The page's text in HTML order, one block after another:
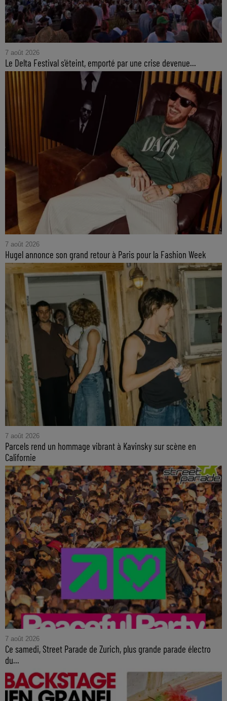
7 août 2026
Le Delta Festival s'éteint, emporté par une crise devenue...
7 août 2026
Hugel annonce son grand retour à Paris pour la Fashion Week
7 août 2026
Parcels rend un hommage vibrant à Kavinsky sur scène en
Californie
7 août 2026
Ce samedi, Street Parade de Zurich, plus grande parade électro
du...